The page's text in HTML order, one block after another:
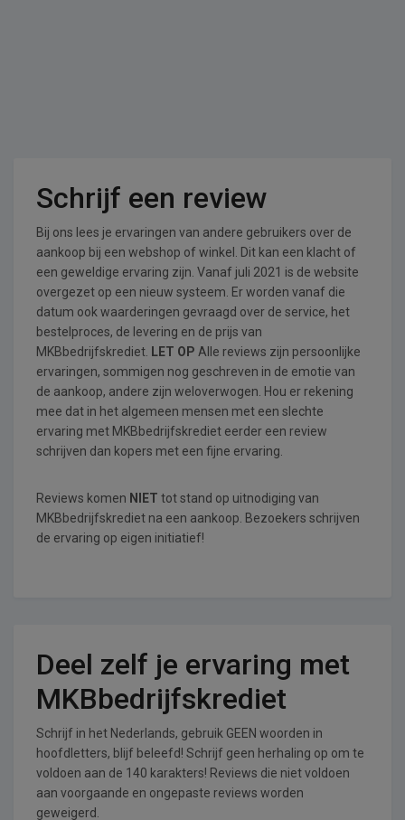
Schrijf een review
Bij ons lees je ervaringen van andere gebruikers over de
aankoop bij een webshop of winkel. Dit kan een klacht of
een geweldige ervaring zijn. Vanaf juli 2021 is de website
overgezet op een nieuw systeem. Er worden vanaf die
datum ook waarderingen gevraagd over de service, het
bestelproces, de levering en de prijs van
MKBbedrijfskrediet. LET OP Alle reviews zijn persoonlijke
ervaringen, sommigen nog geschreven in de emotie van
de aankoop, andere zijn weloverwogen. Hou er rekening
mee dat in het algemeen mensen met een slechte
ervaring met MKBbedrijfskrediet eerder een review
schrijven dan kopers met een fijne ervaring.
Reviews komen NIET tot stand op uitnodiging van
MKBbedrijfskrediet na een aankoop. Bezoekers schrijven
de ervaring op eigen initiatief!
Deel zelf je ervaring met
MKBbedrijfskrediet
Schrijf in het Nederlands, gebruik GEEN woorden in
hoofdletters, blijf beleefd! Schrijf geen herhaling op om te
voldoen aan de 140 karakters! Reviews die niet voldoen
aan voorgaande en ongepaste reviews worden
geweigerd.